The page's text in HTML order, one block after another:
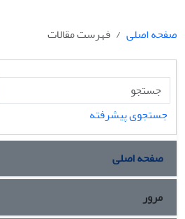
صفحه اصلی
فهرست مقالات
جستجوی پیشرفته
صفحه اصلی
مرور